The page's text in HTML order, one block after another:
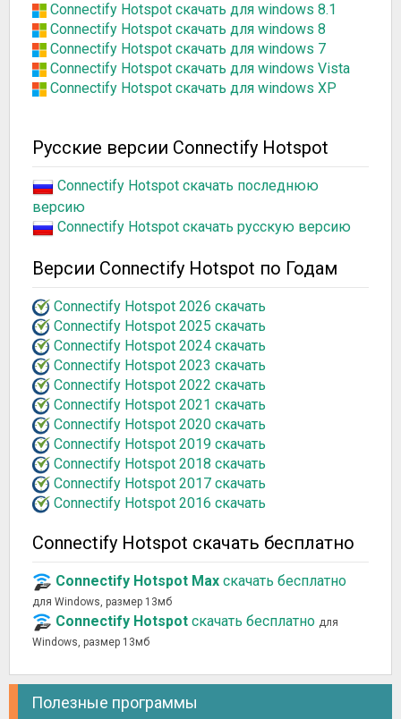
Connectify Hotspot скачать для windows 8.1
Connectify Hotspot скачать для windows 8
Connectify Hotspot скачать для windows 7
Connectify Hotspot скачать для windows Vista
Connectify Hotspot скачать для windows XP
Русские версии Connectify Hotspot
Connectify Hotspot скачать последнюю
версию
Connectify Hotspot скачать русскую версию
Версии Connectify Hotspot по Годам
Connectify Hotspot 2026 скачать
Connectify Hotspot 2025 скачать
Connectify Hotspot 2024 скачать
Connectify Hotspot 2023 скачать
Connectify Hotspot 2022 скачать
Connectify Hotspot 2021 скачать
Connectify Hotspot 2020 скачать
Connectify Hotspot 2019 скачать
Connectify Hotspot 2018 скачать
Connectify Hotspot 2017 скачать
Connectify Hotspot 2016 скачать
Connectify Hotspot скачать бесплатно
Connectify Hotspot Max скачать бесплатно
для Windows, размер 13мб
Connectify Hotspot скачать бесплатно для
Windows, размер 13мб
Полезные программы